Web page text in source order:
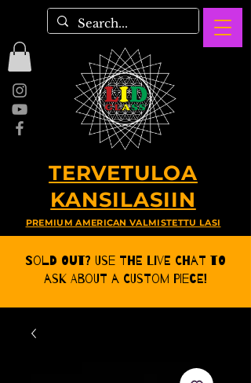
TERVETULOA
KANSILASIIN
PREMIUM AMERICAN VALMISTETTU LASI
Sold Out? Use the Live CHat to
ask about a Custom Piece!